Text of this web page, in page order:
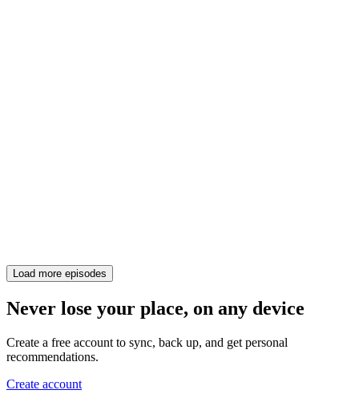
Load more episodes
Never lose your place, on any device
Create a free account to sync, back up, and get personal
recommendations.
Create account